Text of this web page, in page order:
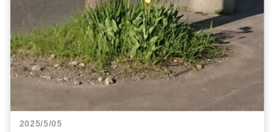
2025/5/05